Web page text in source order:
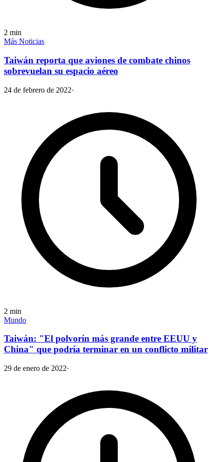
2 min
Más Noticias
Taiwán reporta que aviones de combate chinos
sobrevuelan su espacio aéreo
24 de febrero de 2022·
2 min
Mundo
Taiwán: "El polvorín más grande entre EEUU y
China" que podría terminar en un conflicto militar
29 de enero de 2022·